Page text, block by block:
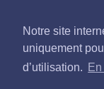
Notre site
uniquement
d’utilisation.